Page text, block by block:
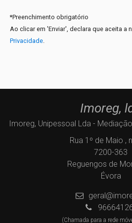
*Preenchimento obrigatório
Ao clicar em 'Enviar', declara que aceita a
Privacidade
Imoreg,
Imoreg, Unipessoal Lda -
Rua 1º de Maio ,
7200-363
Reguengos de
Évora
(Chamada para a rede